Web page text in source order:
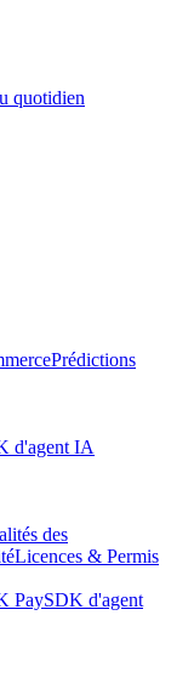
quotidien
Prédictions
d'agent IA
des
Licences & Permis
PaySDK d'agent